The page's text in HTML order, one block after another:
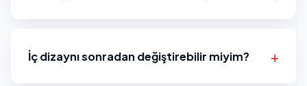
İç dizaynı sonradan değiştirebilir miyim?